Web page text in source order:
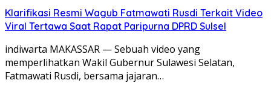
Klarifikasi Resmi Wagub Fatmawati Rusdi Terkait Video
Viral Tertawa Saat Rapat Paripurna DPRD Sulsel
indiwarta MAKASSAR — Sebuah video yang
memperlihatkan Wakil Gubernur Sulawesi Selatan,
Fatmawati Rusdi, bersama jajaran…